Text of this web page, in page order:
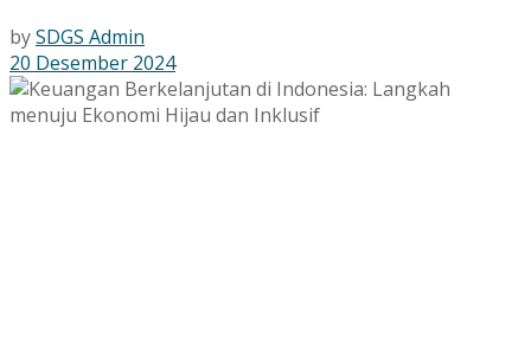
bySDGS Admin
20 Desember 2024